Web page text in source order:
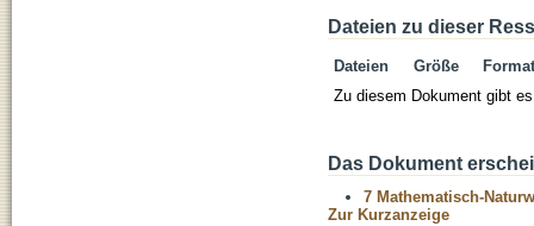
Dateien zu dieser
Dateien Größe
Format
Zu diesem Dokument gibt
Das Dokument
7 Mathematisch-
Zur Kurzanzeige